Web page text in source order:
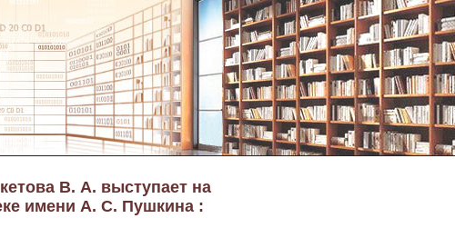
В. А. выступает на
имени А. С. Пушкина :